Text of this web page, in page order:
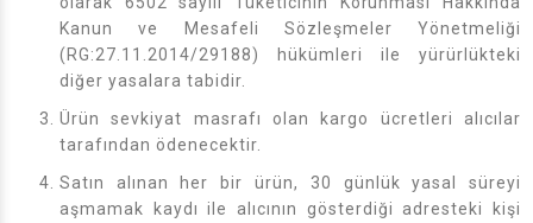
Kanun ve Mesafeli Sözleşmeler Yönetmeliği
(RG:27.11.2014/29188) hükümleri ile yürürlükteki
diğer yasalara tabidir.
Ürün sevkiyat masrafı olan kargo ücretleri alıcılar
tarafından ödenecektir.
Satın alınan her bir ürün, 30 günlük yasal süreyi
aşmamak kaydı ile alıcının gösterdiği adresteki kişi